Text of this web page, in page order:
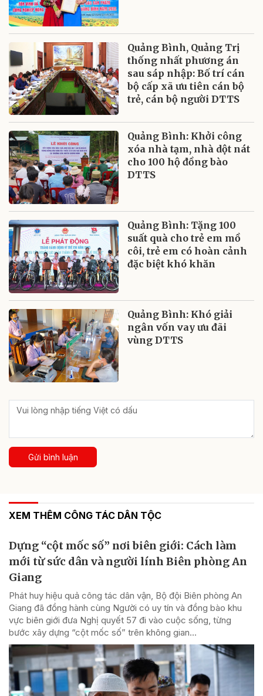
Quảng Bình, Quảng Trị
thống nhất phương án
sau sáp nhập: Bố trí cán
bộ cấp xã ưu tiên cán bộ
trẻ, cán bộ người DTTS
Quảng Bình: Khởi công
xóa nhà tạm, nhà dột nát
cho 100 hộ đồng bào
DTTS
Quảng Bình: Tặng 100
suất quà cho trẻ em mồ
côi, trẻ em có hoàn cảnh
đặc biệt khó khăn
Quảng Bình: Khó giải
ngân vốn vay ưu đãi
vùng DTTS
Gửi bình luận
XEM THÊM CÔNG TÁC DÂN TỘC
Dựng “cột mốc số” nơi biên giới: Cách làm
mới từ sức dân và người lính Biên phòng An
Giang
Phát huy hiệu quả công tác dân vận, Bộ đội Biên phòng An
Giang đã đồng hành cùng Người có uy tín và đồng bào khu
vực biên giới đưa Nghị quyết 57 đi vào cuộc sống, từng
bước xây dựng “cột mốc số” trên không gian...